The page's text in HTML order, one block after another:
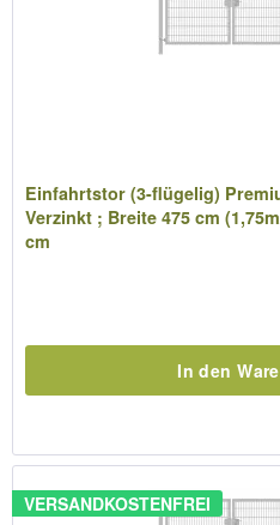
Einfahrtstor (3-flügelig)
Verzinkt ; Breite 475 cm
cm
In den
VERSANDKOSTENFREI